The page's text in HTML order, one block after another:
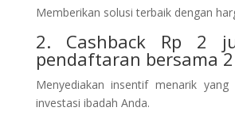
Memberikan solusi terbaik dengan
2. Cashback Rp 2
pendaftaran bersama
Menyediakan insentif menarik yang
investasi ibadah Anda.